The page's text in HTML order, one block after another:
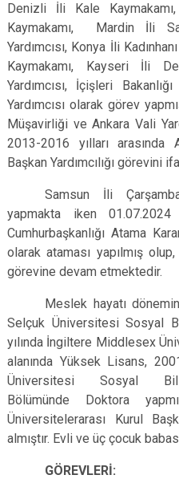
Denizli İli Kale
Kaymakamı, Mardin İli
Yardımcısı, Konya İli
Kaymakamı, Kayseri İli
Yardımcısı, İçişleri
Yardımcısı olarak görev
Müşavirliği ve Ankara Vali
2013-2016 yılları
Başkan Yardımcılığı görevini
Samsun İli
yapmakta iken
Cumhurbaşkanlığı Atama
olarak ataması yapılmış
görevine devam etmektedir.
Meslek hayatı
Selçuk Üniversitesi Sosyal
yılında İngiltere Middlesex
alanında Yüksek Lisans,
Üniversitesi Sosyal
Bölümünde Doktora
Üniversitelerarası Kurul
almıştır. Evli ve üç çocuk
GÖREVLERİ: